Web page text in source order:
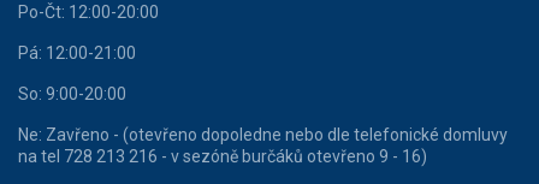
Po-Čt: 12:00-20:00
Pá: 12:00-21:00
So: 9:00-20:00
Ne: Zavřeno - (otevřeno dopoledne nebo dle telefonické domluvy
na tel 728 213 216 - v sezóně burčáků otevřeno 9 - 16)